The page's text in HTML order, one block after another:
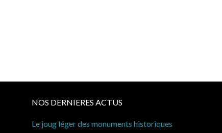
NOS DERNIERES ACTUS
Le joug léger des monuments historiques